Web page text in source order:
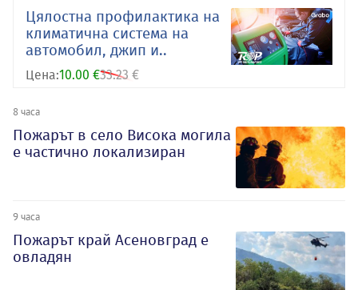
Цялостна профилактика на
климатична система на
автомобил, джип и..
Цена:10.00 €33.23 €
8 часа
Пожарът в село Висока могила
е частично локализиран
9 часа
Пожарът край Асеновград е
овладян